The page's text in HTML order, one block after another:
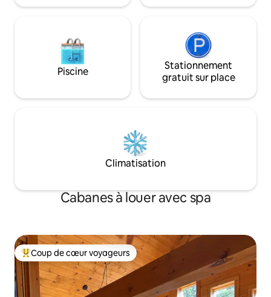
Piscine
Stationnement
gratuit sur place
Climatisation
Cabanes à louer avec spa
Coup de cœur voyageurs parmi les plus aimés
Coup de cœur voyageurs